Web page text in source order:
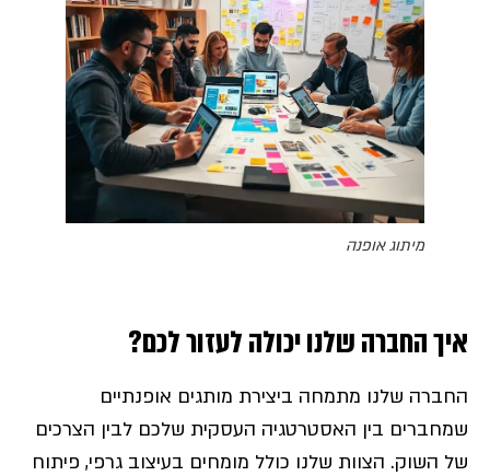
מיתוג אופנה
איך החברה שלנו יכולה לעזור לכם?
החברה שלנו מתמחה ביצירת מותגים אופנתיים
שמחברים בין האסטרטגיה העסקית שלכם לבין הצרכים
של השוק. הצוות שלנו כולל מומחים בעיצוב גרפי, פיתוח